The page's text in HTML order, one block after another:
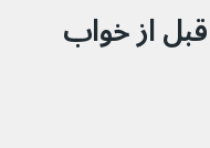
قبل از خواب